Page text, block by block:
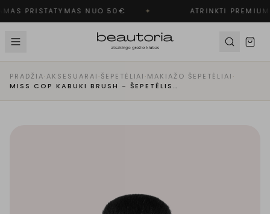
PRISTATYMAS NUO 50€ ✦ ATRINKTI
PRADŽIA·AKSESUARAI ·ŠEPETĖLIAI ·MAKIAŽO ŠEPETĖLIAI ·
MISS COP KABUKI BRUSH - ŠEPETĖLIS | N°05